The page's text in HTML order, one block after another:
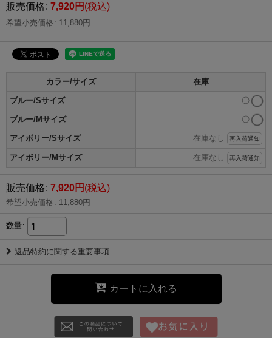
販売価格: 7,920円 (税込)
希望小売価格 : 11,880円
カラー/サイズ 在庫
ブルー/Sサイズ 〇
ブルー/Mサイズ 〇
アイボリー/Sサイズ 在庫なし 再入荷通知
アイボリー/Mサイズ 在庫なし 再入荷通知
販売価格: 7,920円 (税込)
希望小売価格 : 11,880円
数量:
返品特約に関する重要事項
カートに入れる